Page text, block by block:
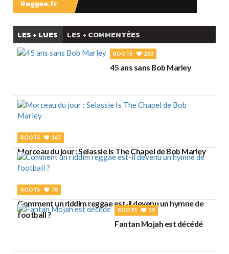
Reggae.fr
LES + LUES LES + COMMENTÉES
ROOTS 233
45 ans sans Bob Marley
ROOTS 167
Morceau du jour : Selassie Is The Chapel de Bob Marley
ROOTS 78
Comment un riddim reggae est-il devenu un hymne de
football ?
ROOTS 39
Fantan Mojah est décédé